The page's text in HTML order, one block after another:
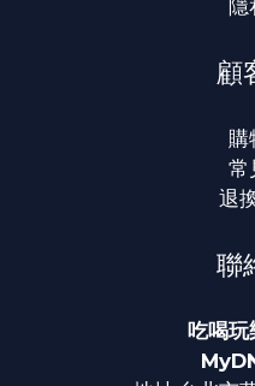
隱
顧
購
常
退
聯
吃喝玩